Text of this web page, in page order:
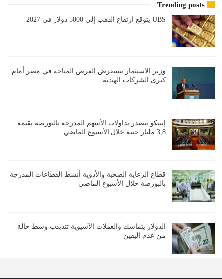
Trending posts
UBS يتوقع ارتفاع الذهب إلى 5000 دولار في 2027
وزير الاستثمار يستعرض الفرص المتاحة في مصر أمام
كبرى الشركات الهندية
إيبيكو تتصدر تداولات الأسهم المدرجة بالبورصة بقيمة
3,8 مليار جنيه خلال الأسبوع الماضي
قطاع الرعاية الصحية والأدوية أنشط القطاعات المدرجة
بالبورصة خلال الأسبوع الماضي
الدولار يتماسك والعملات الآسيوية تتذبذب وسط حالة
من عدم اليقين